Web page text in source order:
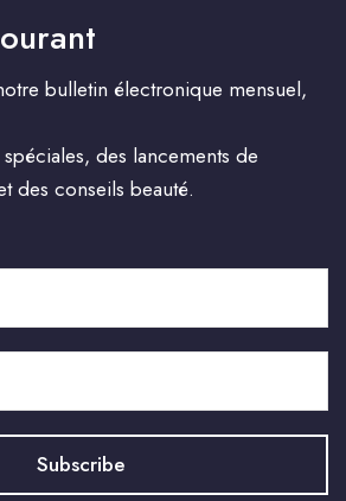
bulletin électronique mensuel,
des lancements de
des conseils beauté.